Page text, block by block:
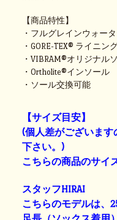
【商品特性】
・フルグレインウォー
・GORE-TEX® ライニン
・VIBRAM®オリジナル
・Ortholite®インソール
・ソール交換可能
【サイズ目安】
(個人差がございます
下さい。)
こちらの商品のサイ
スタッフHIRAI
こちらのモデルは、